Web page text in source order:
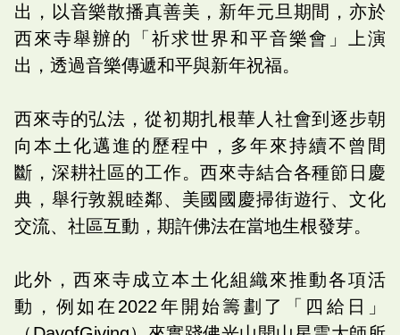
出，以音樂散播真善美，新年元旦期間，亦於
西來寺舉辦的「祈求世界和平音樂會」上演
出，透過音樂傳遞和平與新年祝福。
西來寺的弘法，從初期扎根華人社會到逐步朝
向本土化邁進的歷程中，多年來持續不曾間
斷，深耕社區的工作。西來寺結合各種節日慶
典，舉行敦親睦鄰、美國國慶掃街遊行、文化
交流、社區互動，期許佛法在當地生根發芽。
此外，西來寺成立本土化組織來推動各項活
動，例如在2022年開始籌劃了「四給日」